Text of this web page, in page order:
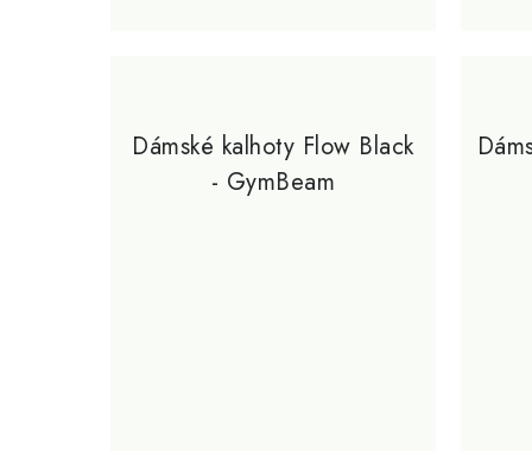
Dámské kalhoty Flow Black
- GymBeam